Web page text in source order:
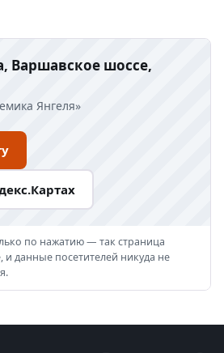
Варшавское шоссе,
Янгеля»
по нажатию — так страница
и данные посетителей никуда не